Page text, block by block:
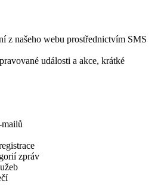
z našeho webu prostřednictvím SMS
události a akce, krátké
zpráv